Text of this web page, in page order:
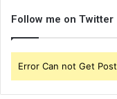
Follow me on Twitter
Error Can not Get